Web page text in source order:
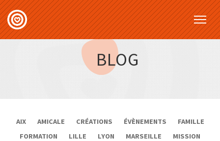
BLOG
AIX AMICALE CRÉATIONS ÉVÈNEMENTS
FAMILLE
FORMATION
LILLE LYON MARSEILLE
MISSION